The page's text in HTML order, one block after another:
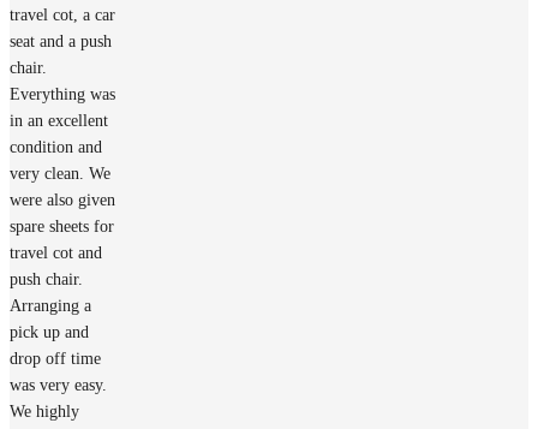
travel cot, a car
seat and a push
chair.
Everything was
in an excellent
condition and
very clean. We
were also given
spare sheets for
travel cot and
push chair.
Arranging a
pick up and
drop off time
was very easy.
We highly